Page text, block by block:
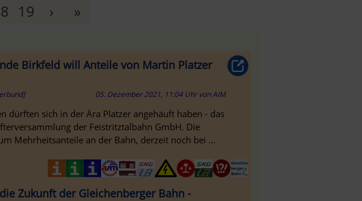
19 › »
Birkfeld will Anteile von Martin Platzer
05. Dezember 2021, 11:04 Uhr vonAIM
dürften sich in der Ära Platzer angehäuft haben - das
der Feistritztalbahn GmbH. Die
Mehrheitsanteile an der Bahn, derzeit noch bei ...
Zukunft der Gleichenberger Bahn -